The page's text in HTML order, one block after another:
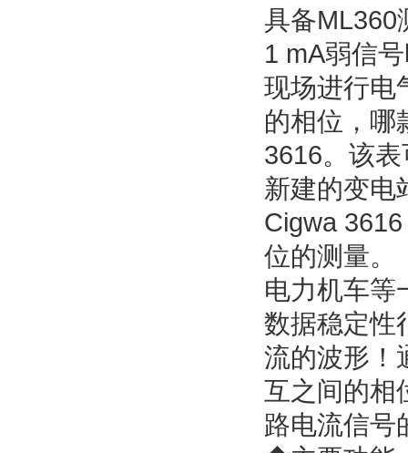
具备ML360
1 mA弱信
现场进行电
的相位，哪
3616。该
新建的变电
Cigwa
位的测量。
电力机车等
数据稳定性
流的波形！
互之间的相
路电流信号